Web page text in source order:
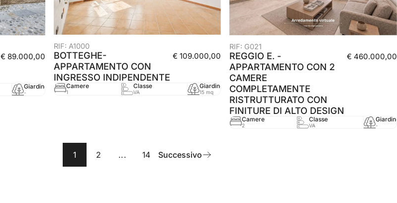
€ 89.000,00
Giardino
-
RIF: A1000
BOTTEGHE-
APPARTAMENTO CON
INGRESSO INDIPENDENTE
€ 109.000,00
Camere
1
Classe
VA
Giardino
15 mq
mq
46 mq
RIF: G021
REGGIO E. -
APPARTAMENTO CON 2
CAMERE
COMPLETAMENTE
RISTRUTTURATO CON
FINITURE DI ALTO DESIGN
€ 460.000,00
Camere
2
Classe
VA -
1 2 ... 14 Successivo